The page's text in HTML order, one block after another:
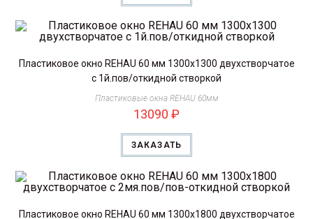
Пластиковое окно REHAU 60 мм 1300х1300 двухстворчатое
с 1й.пов/откидной створкой
Пластиковые окна REHAU 60мм
13090 ₽
ЗАКАЗАТЬ
Пластиковое окно REHAU 60 мм 1300х1800 двухстворчатое